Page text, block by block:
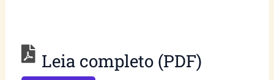
Leia completo (PDF)